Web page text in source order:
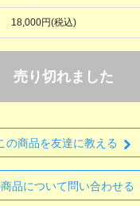
18,000円(税込)
売り切れました
の商品を友達に教える
品について問い合わせる